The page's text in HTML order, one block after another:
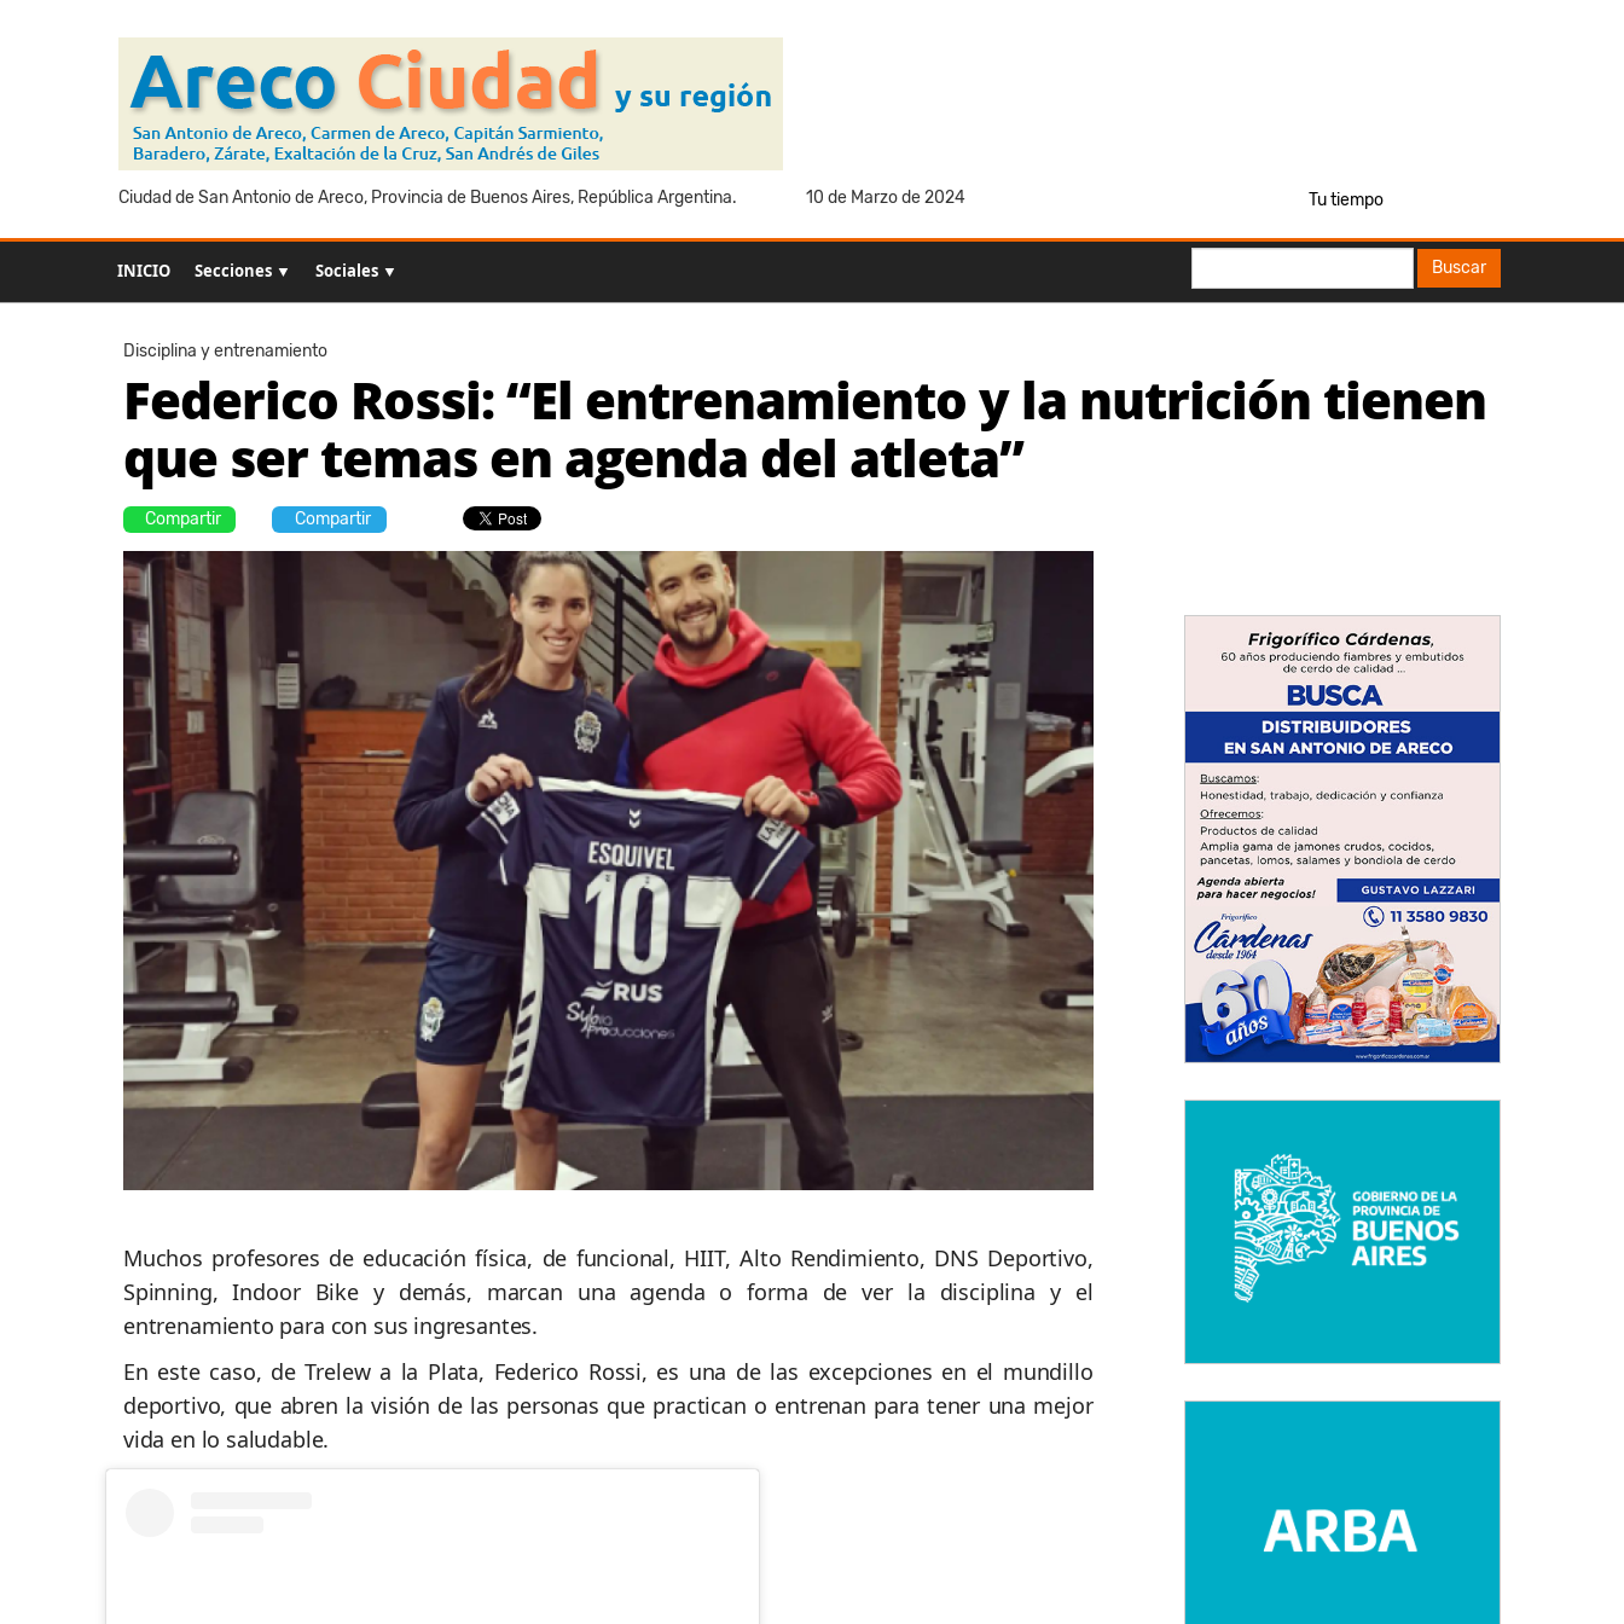
Ciudad de San Antonio de Areco, Provincia de Buenos Aires, República Argentina. 10 de Marzo de 2024 Tu tiempo
INICIO Secciones ▼ Sociales ▼ Buscar
Disciplina y entrenamiento
Federico Rossi: “El entrenamiento y la nutrición tienen
que ser temas en agenda del atleta”
Compartir Compartir
Muchos profesores de educación física, de funcional, HIIT, Alto Rendimiento, DNS Deportivo,
Spinning, Indoor Bike y demás, marcan una agenda o forma de ver la disciplina y el
entrenamiento para con sus ingresantes.
En este caso, de Trelew a la Plata, Federico Rossi, es una de las excepciones en el mundillo
deportivo, que abren la visión de las personas que practican o entrenan para tener una mejor
vida en lo saludable.